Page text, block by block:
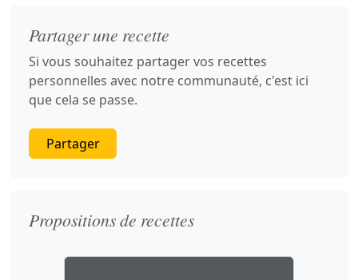
Partager une recette
Si vous souhaitez partager vos recettes
personnelles avec notre communauté, c'est ici
que cela se passe.
Partager
Propositions de recettes